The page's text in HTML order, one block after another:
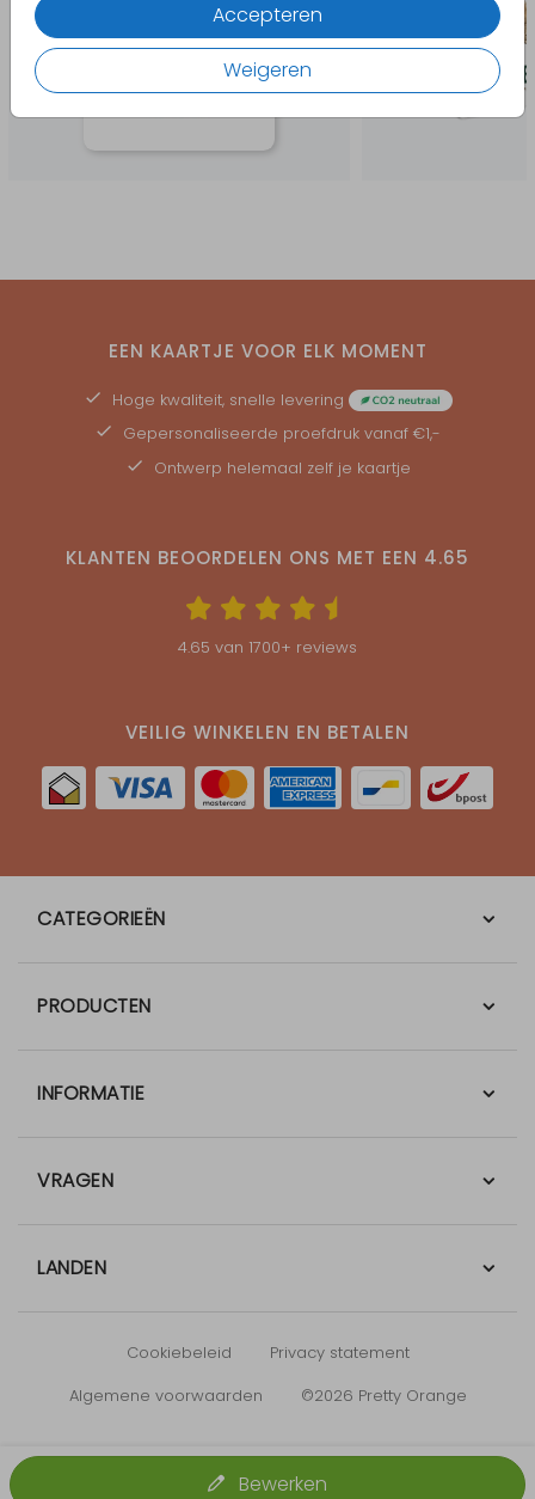
Accepteren
Weigeren
Bewerken
EEN KAARTJE VOOR ELK MOMENT
Hoge kwaliteit, snelle levering
Gepersonaliseerde proefdruk vanaf €1,-
Ontwerp helemaal zelf je kaartje
KLANTEN BEOORDELEN ONS MET EEN 4.65
4.65 van 1700+ reviews
VEILIG WINKELEN EN BETALEN
CATEGORIEËN
PRODUCTEN
INFORMATIE
VRAGEN
LANDEN
Cookiebeleid
Privacy statement
Algemene voorwaarden
©2026 Pretty Orange